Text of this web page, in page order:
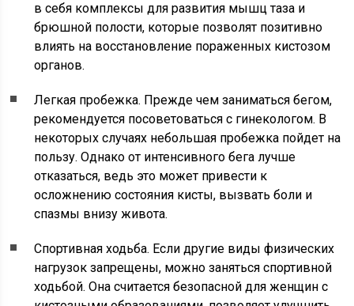
в себя комплексы для развития мышц таза и
брюшной полости, которые позволят позитивно
влиять на восстановление пораженных кистозом
органов.
Легкая пробежка. Прежде чем заниматься бегом,
рекомендуется посоветоваться с гинекологом. В
некоторых случаях небольшая пробежка пойдет на
пользу. Однако от интенсивного бега лучше
отказаться, ведь это может привести к
осложнению состояния кисты, вызвать боли и
спазмы внизу живота.
Спортивная ходьба. Если другие виды физических
нагрузок запрещены, можно заняться спортивной
ходьбой. Она считается безопасной для женщин с